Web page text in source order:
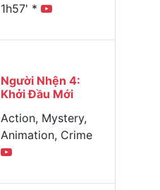
1h57' *
Người Nhện 4:
Khởi Đầu Mới
Action, Mystery,
Animation, Crime